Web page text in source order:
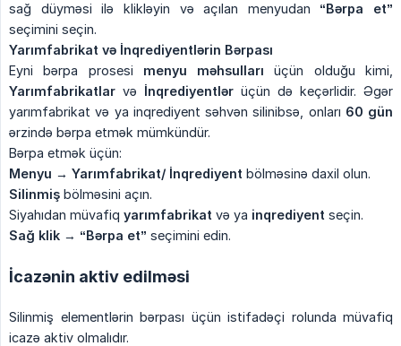
sağ düyməsi ilə klikləyin və açılan menyudan “Bərpa et”
seçimini seçin.
Yarımfabrikat və İnqrediyentlərin Bərpası
Eyni bərpa prosesi menyu məhsulları üçün olduğu kimi,
Yarımfabrikatlar və İnqrediyentlər üçün də keçərlidir. Əgər
yarımfabrikat və ya inqrediyent səhvən silinibsə, onları 60 gün
ərzində bərpa etmək mümkündür.
Bərpa etmək üçün:
Menyu → Yarımfabrikat/ İnqrediyent bölməsinə daxil olun.
Silinmiş bölməsini açın.
Siyahıdan müvafiq yarımfabrikat və ya inqrediyent seçin.
Sağ klik → “Bərpa et” seçimini edin.
İcazənin aktiv edilməsi
Silinmiş elementlərin bərpası üçün istifadəçi rolunda müvafiq
icazə aktiv olmalıdır.